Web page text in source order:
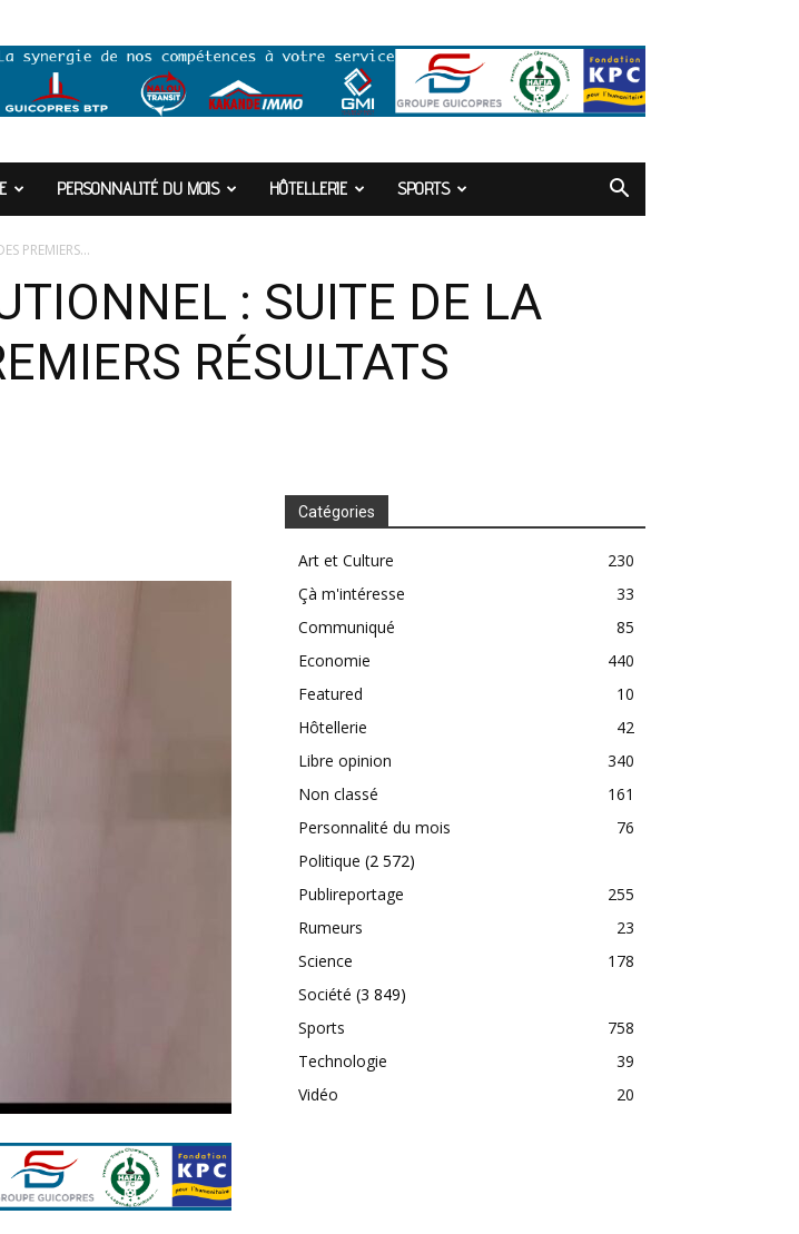
PERSONNALITÉ DU MOIS HÔTELLERIE SPORTS
PREMIERS...
: SUITE DE LA
RÉSULTATS
Catégories
Art et Culture
230
Çà m'intéresse
33
Communiqué
85
Economie
440
Featured
10
Hôtellerie
42
Libre opinion
340
Non classé
161
Personnalité du mois
76
Politique (2 572)
Publireportage
255
Rumeurs
23
Science
178
Société (3 849)
Sports
758
Technologie
39
Vidéo
20